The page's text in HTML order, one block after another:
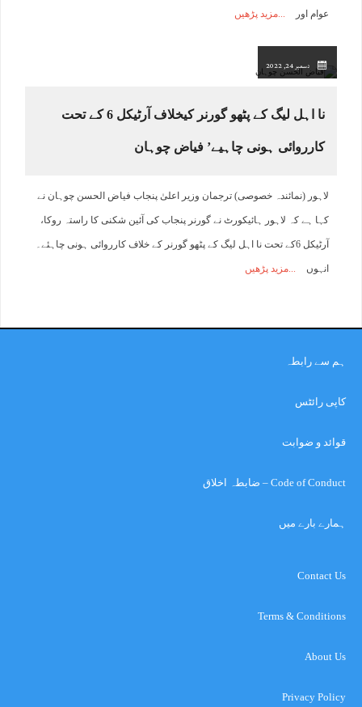
عوام اور مزید پڑھیں
دسمبر 24, 2022
نا اہل لیگ کے پٹھو گورنر کیخلاف آرٹیکل 6 کے تحت
کارروائی ہونی چاہیے’ فیاض چوہان
لاہور (نمائندہ خصوصی) ترجمان وزیر اعلیٰ پنجاب فیاض الحسن چوہان نے
کہا ہے کہ لاہور ہائیکورٹ نے گورنر پنجاب کی آئین شکنی کا راستہ روکا،
آرٹیکل 6کے تحت نا اہل لیگ کے پٹھو گورنر کے خلاف کارروائی ہونی چاہئے۔
انہوں مزید پڑھیں
ہم سے رابطہ
کاپی رائٹس
قوائد و ضوابت
Code of Conduct – ضابطہ اخلاق
ہمارے بارے میں
Contact Us
Terms & Conditions
About Us
Privacy Policy